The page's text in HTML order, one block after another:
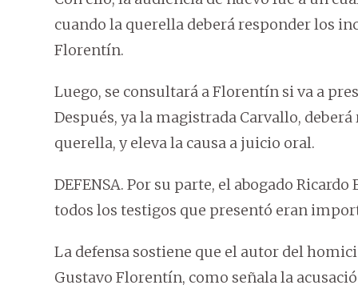
cuando la querella deberá responder los
Florentín.
Luego, se consultará a Florentín si va a
Después, ya la magistrada Carvallo,
querella, y eleva la causa a juicio oral.
DEFENSA. Por su parte, el abogado
todos los testigos que presentó eran
La defensa sostiene que el autor del
Gustavo Florentín, como señala la